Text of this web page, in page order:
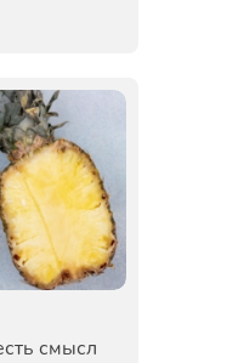
смысл